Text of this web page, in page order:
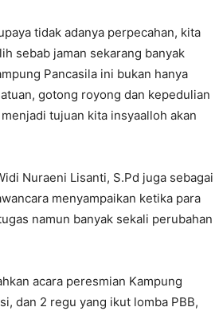
tidak adanya perpecahan, kita
sebab jaman sekarang banyak
Pancasila ini bukan hanya
gotong royong dan kepedulian
tujuan kita insyaalloh akan
Nuraeni Lisanti, S.Pd juga sebagai
menyampaikan ketika para
namun banyak sekali perubahan
acara peresmian Kampung
dan 2 regu yang ikut lomba PBB,